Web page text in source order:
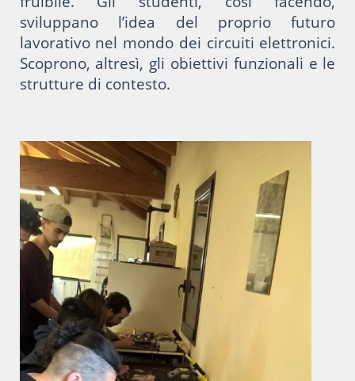
sviluppano l’idea del proprio futuro
lavorativo nel mondo dei circuiti elettronici.
Scoprono, altresì, gli obiettivi funzionali e le
strutture di contesto.